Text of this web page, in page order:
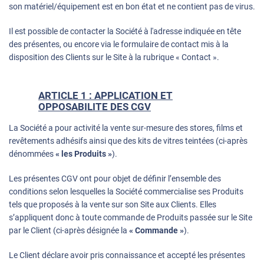
son matériel/équipement est en bon état et ne contient pas de virus.
Il est possible de contacter la Société à l'adresse indiquée en tête
des présentes, ou encore via le formulaire de contact mis à la
disposition des Clients sur le Site à la rubrique « Contact ».
ARTICLE 1 : APPLICATION ET
OPPOSABILITE DES CGV
La Société a pour activité la vente sur-mesure des stores, films et
revêtements adhésifs ainsi que des kits de vitres teintées (ci-après
dénommées« les Produits »).
Les présentes CGV ont pour objet de définir l’ensemble des
conditions selon lesquelles la Société commercialise ses Produits
tels que proposés à la vente sur son Site aux Clients. Elles
s’appliquent donc à toute commande de Produits passée sur le Site
par le Client (ci-après désignée la « Commande »).
Le Client déclare avoir pris connaissance et accepté les présentes